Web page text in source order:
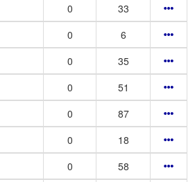
0
33
0
6
0
35
0
51
0
87
0
18
0
58